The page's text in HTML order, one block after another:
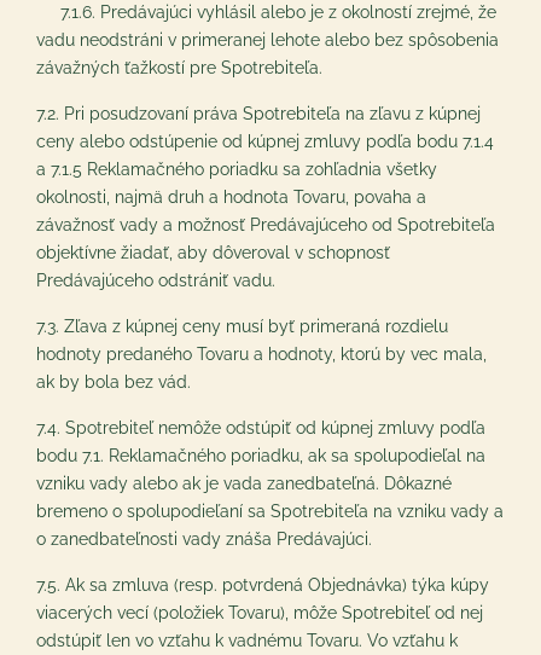
7.1.6. Predávajúci vyhlásil alebo je z okolností zrejmé, že
vadu neodstráni v primeranej lehote alebo bez spôsobenia
závažných ťažkostí pre Spotrebiteľa.
7.2. Pri posudzovaní práva Spotrebiteľa na zľavu z kúpnej
ceny alebo odstúpenie od kúpnej zmluvy podľa bodu ‎7.1.4
a ‎7.1.5 Reklamačného poriadku sa zohľadnia všetky
okolnosti, najmä druh a hodnota Tovaru, povaha a
závažnosť vady a možnosť Predávajúceho od Spotrebiteľa
objektívne žiadať, aby dôveroval v schopnosť
Predávajúceho odstrániť vadu.
7.3. Zľava z kúpnej ceny musí byť primeraná rozdielu
hodnoty predaného Tovaru a hodnoty, ktorú by vec mala,
ak by bola bez vád.
7.4. Spotrebiteľ nemôže odstúpiť od kúpnej zmluvy podľa
bodu ‎7.1. Reklamačného poriadku, ak sa spolupodieľal na
vzniku vady alebo ak je vada zanedbateľná. Dôkazné
bremeno o spolupodieľaní sa Spotrebiteľa na vzniku vady a
o zanedbateľnosti vady znáša Predávajúci.
7.5. Ak sa zmluva (resp. potvrdená Objednávka) týka kúpy
viacerých vecí (položiek Tovaru), môže Spotrebiteľ od nej
odstúpiť len vo vzťahu k vadnému Tovaru. Vo vzťahu k